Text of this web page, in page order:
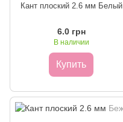
Кант плоский 2.6 мм Белый
6.0 грн
В наличии
Купить